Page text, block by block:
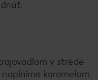
v strede
karamelom.